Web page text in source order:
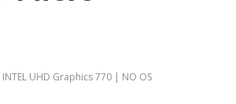
UHD Graphics 770 | NO OS